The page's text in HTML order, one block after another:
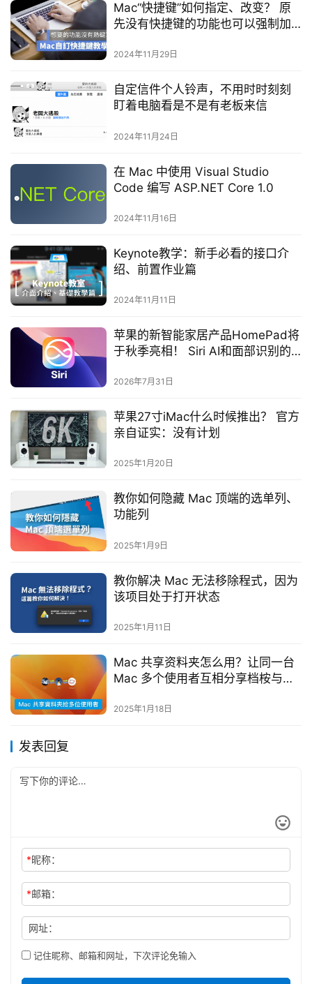
Mac“快捷键”如何指定、改变？ 原
先没有快捷键的功能也可以强制加
2024年11月29日
自定信件个人铃声，不用时时刻刻
盯着电脑看是不是有老板来信
2024年11月24日
在 Mac 中使用 Visual Studio
Code 编写 ASP.NET Core 1.0
2024年11月16日
Keynote教学：新手必看的接口介
绍、前置作业篇
2024年11月11日
苹果的新智能家居产品HomePad将
于秋季亮相！ Siri AI和面部识别的
2026年7月31日
苹果27寸iMac什么时候推出？ 官方
亲自证实：没有计划
2025年1月20日
教你如何隐藏 Mac 顶端的选单列、
功能列
2025年1月9日
教你解决 Mac 无法移除程式，因为
该项目处于打开状态
2025年1月11日
Mac 共享资料夹怎么用？让同一台
Mac 多个使用者互相分享档桉与资
2025年1月18日
发表回复
*昵称：
*邮箱：
网址：
记住昵称、邮箱和网址，下次评论免输入